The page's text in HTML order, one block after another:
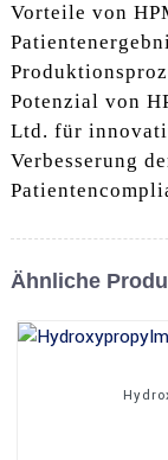
Vorteile von
Potenzial von
Ltd. für
Verbesserung
Ähnliche